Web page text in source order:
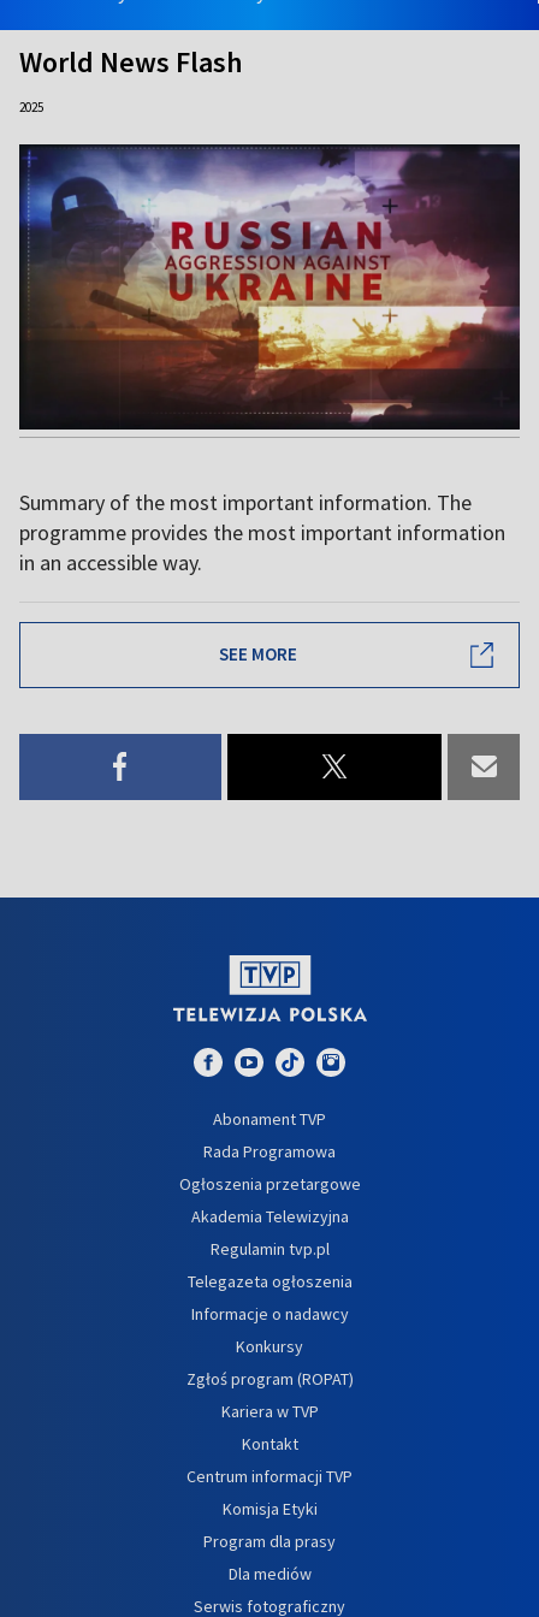
World News Flash
2025
Summary of the most important information. The
programme provides the most important information
in an accessible way.
SEE MORE
Abonament TVP
Rada Programowa
Ogłoszenia przetargowe
Akademia Telewizyjna
Regulamin tvp.pl
Telegazeta ogłoszenia
Informacje o nadawcy
Konkursy
Zgłoś program (ROPAT)
Kariera w TVP
Kontakt
Centrum informacji TVP
Komisja Etyki
Program dla prasy
Dla mediów
Serwis fotograficzny